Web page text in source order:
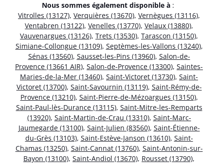
Nous sommes également disponible à :
Vitrolles (13127), Verquières (13670), Vernègues (13116),
Ventabren (13122), Venelles (13770), Velaux (13880),
Vauvenargues (13126), Trets (13530), Tarascon (13150),
Simiane-Collongue (13109), Septèmes-les-Vallons (13240),
Sénas (13560), Sausset-les-Pins (13960), Salon-de-
Provence (13661 AIR), Salon-de-Provence (13300), Saintes-
Maries-de-la-Mer (13460), Saint-Victoret (13730), Saint-
Victoret (13700), Saint-Savournin (13119), Saint-Rémy-de-
Provence (13210), Saint-Pierre-de-Mézoargues (13150),
Saint-Paul-lès-Durance (13115), Saint-Mitre-les-Remparts
(13920), Saint-Martin-de-Crau (13310), Saint-Marc-
Jaumegarde (13100), Saint-Julien (83560), Saint-Étienne-
du-Grès (13103), Saint-Estève-Janson (13610), Saint-
Chamas (13250), Saint-Cannat (13760), Saint-Antonin-sur-
Bayon (13100), Saint-Andiol (13670), Rousset (13790),